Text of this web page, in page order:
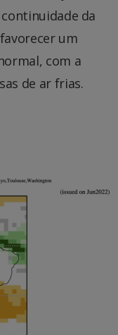
da
um
com a
de ar frias.